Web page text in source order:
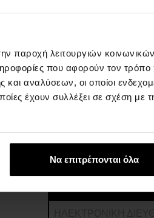
παροχή λειτουργιών κοινωνικών
που αφορούν τον τρόπο
και αναλύσεων, οι οποίοι
έχουν συλλέξει σε σχέση με
Να επιτρέπονται όλα
Μπορείτε να
σπουδαία πράγματα αν
εγγραφείτε στο